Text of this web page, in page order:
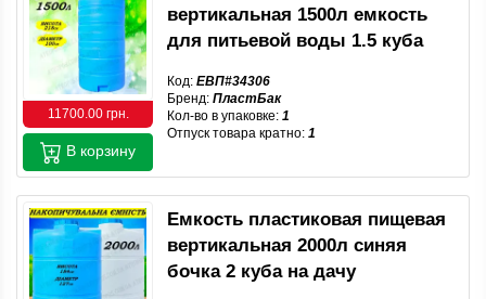
11700.00 грн.
вертикальная 1500л емкость
для питьевой воды 1.5 куба
Код: ЕВП#34306
Бренд: ПластБак
Кол-во в упаковке: 1
Отпуск товара кратно: 1
В корзину
Емкость пластиковая пищевая
вертикальная 2000л синяя
бочка 2 куба на дачу